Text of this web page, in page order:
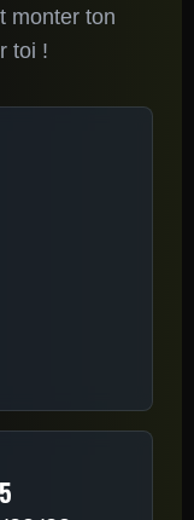
monter ton
toi !